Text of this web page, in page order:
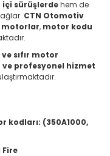
içi sürüşlerdehem de
CTN Otomotiv
motorlar, motor kodu
sıfır motor
ve profesyonel hizmet
kodları: (350A1000,
Fire